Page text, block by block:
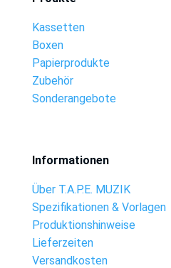
Kassetten
Boxen
Papierprodukte
Zubehör
Sonderangebote
Informationen
Über T.A.P.E. MUZIK
Spezifikationen & Vorlagen
Produktionshinweise
Lieferzeiten
Versandkosten